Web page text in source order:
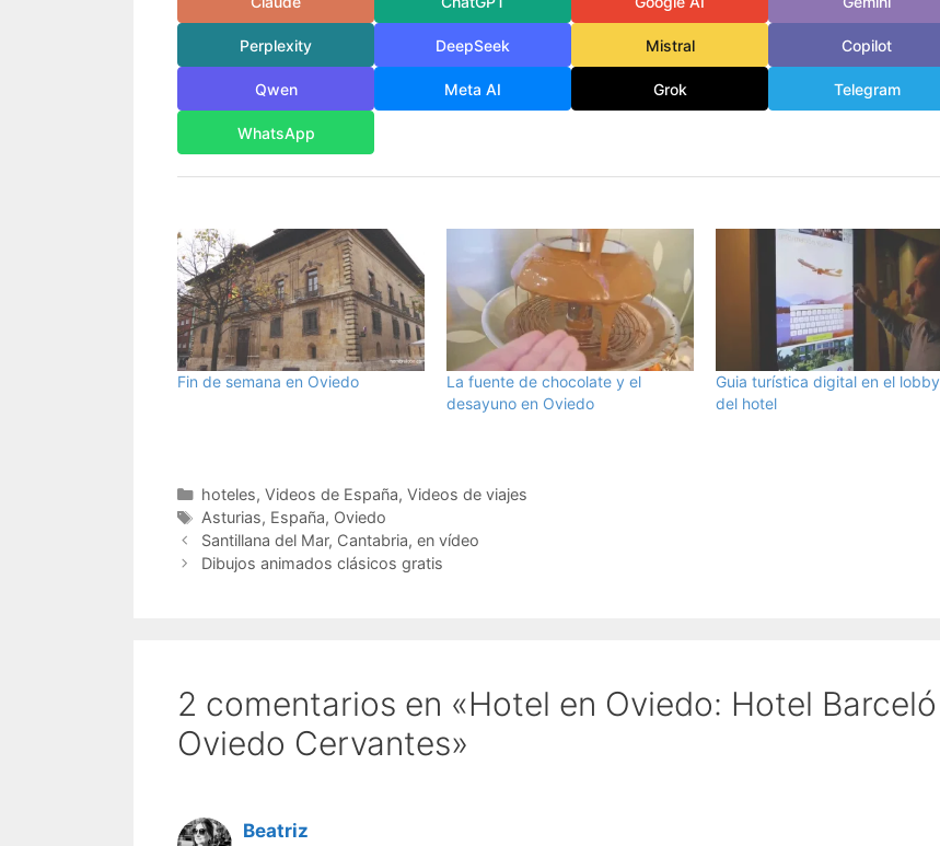
Perplexity DeepSeek Mistral Copilot
Qwen Meta AI Grok Telegram
WhatsApp
Fin de semana en Oviedo
La fuente de chocolate y el
desayuno en Oviedo
Guia turística digital en el lobby
del hotel
Categorías
hoteles, Videos de España, Videos de viajes
Etiquetas
Asturias, España, Oviedo
Santillana del Mar, Cantabria, en vídeo
Dibujos animados clásicos gratis
2 comentarios en «Hotel en Oviedo: Hotel Barceló
Oviedo Cervantes»
Beatriz